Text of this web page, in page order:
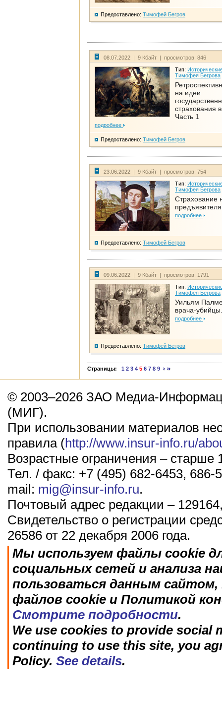
Предоставлено: Тимофей Бегров
08.07.2022 | 9 Кбайт | просмотров: 846
Тип:
Тимофея Бегрова
на идеи
страхования
Часть 1
подробнее
Предоставлено: Тимофей Бегров
23.06.2022 | 9 Кбайт | просмотров: 754
Тип:
Тимофея Бегрова
Страхование
предъявителя
подробнее
Предоставлено: Тимофей Бегров
09.06.2022 | 9 Кбайт | просмотров: 1791
Тип:
Тимофея Бегрова
Уильям
врача-
подробнее
Предоставлено: Тимофей Бегров
Страницы: 1 2 3 4 5 6 7 8 9
© 2003–2026 ЗАО Медиа-
(МИГ).
При использовании материалов
правила (http://www.insur-info.ru/
Возрастные ограничения – старше
Тел. / факс: +7 (495) 682-6453, 686-
mail: mig@insur-info.ru.
Почтовый адрес редакции –
Свидетельство о регистрации
26586 от 22 декабря 2006 года.
Мы используем файлы cookie
социальных сетей и анализа
пользоваться данным
файлов cookie и Политикой
Смотрите подробности.
We use cookies to provide social
continuing to use this site, you
Policy. See details.